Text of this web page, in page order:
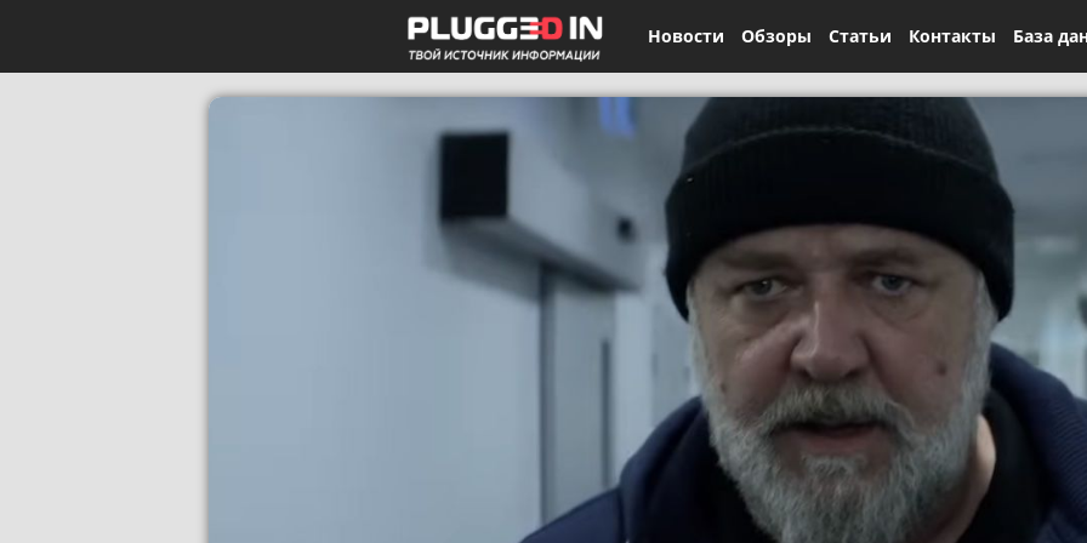
Новости Обзоры Статьи Контакты База